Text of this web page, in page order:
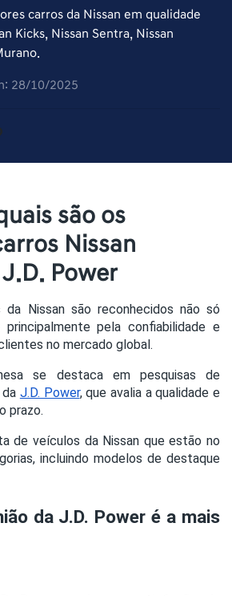
carros da Nissan em qualidade
Kicks, Nissan Sentra, Nissan
28/10/2025
são os
Nissan
Power
da Nissan são reconhecidos não só
principalmente pela confiabilidade e
no mercado global.
se destaca em pesquisas de
J.D. Power, que avalia a qualidade e
prazo.
de veículos da Nissan que estão no
incluindo modelos de destaque
da J.D. Power é a mais